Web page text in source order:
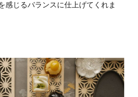
感じるバランスに仕上げてくれま